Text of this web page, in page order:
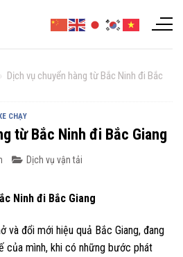
Dịch vụ chuyển hàng từ Bắc Ninh đi Bắc
CHẠY
từ Bắc Ninh đi Bắc Giang
Dịch vụ vận tải
Ninh đi Bắc Giang
và đổi mới hiệu quả Bắc Giang, đang
của mình, khi có những bước phát